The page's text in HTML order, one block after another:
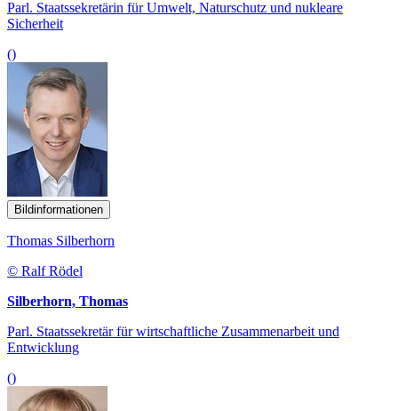
Parl. Staatssekretärin für Umwelt, Naturschutz und nukleare
Sicherheit
()
Bildinformationen
Thomas Silberhorn
© Ralf Rödel
Silberhorn, Thomas
Parl. Staatssekretär für wirtschaftliche Zusammenarbeit und
Entwicklung
()